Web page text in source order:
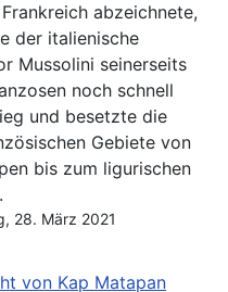
abzeichnete,
der italienische
Mussolini seinerseits
noch schnell
und besetzte die
Gebiete von
bis zum ligurischen
28. März 2021
von Kap Matapan